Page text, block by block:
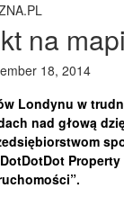
na
18, 2014
Londynu w
nad głową
Property